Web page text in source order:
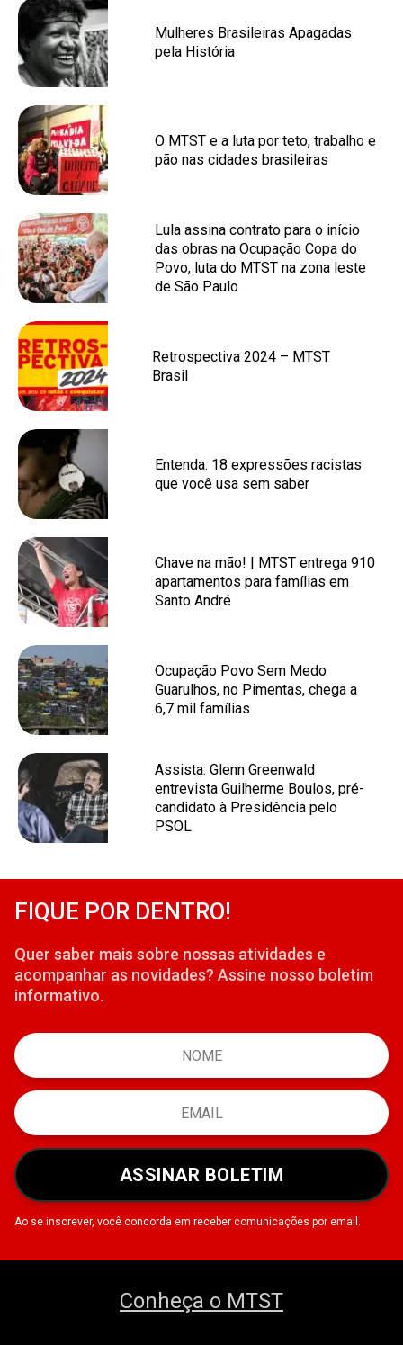
Mulheres Brasileiras Apagadas
pela História
O MTST e a luta por teto, trabalho e
pão nas cidades brasileiras
Lula assina contrato para o início
das obras na Ocupação Copa do
Povo, luta do MTST na zona leste
de São Paulo
Retrospectiva 2024 – MTST
Brasil
Entenda: 18 expressões racistas
que você usa sem saber
Chave na mão! | MTST entrega 910
apartamentos para famílias em
Santo André
Ocupação Povo Sem Medo
Guarulhos, no Pimentas, chega a
6,7 mil famílias
Assista: Glenn Greenwald
entrevista Guilherme Boulos, pré-
candidato à Presidência pelo
PSOL
FIQUE POR DENTRO!
Quer saber mais sobre nossas atividades e
acompanhar as novidades? Assine nosso boletim
informativo.
ASSINAR BOLETIM
Ao se inscrever, você concorda em receber comunicações por email.
Conheça o MTST